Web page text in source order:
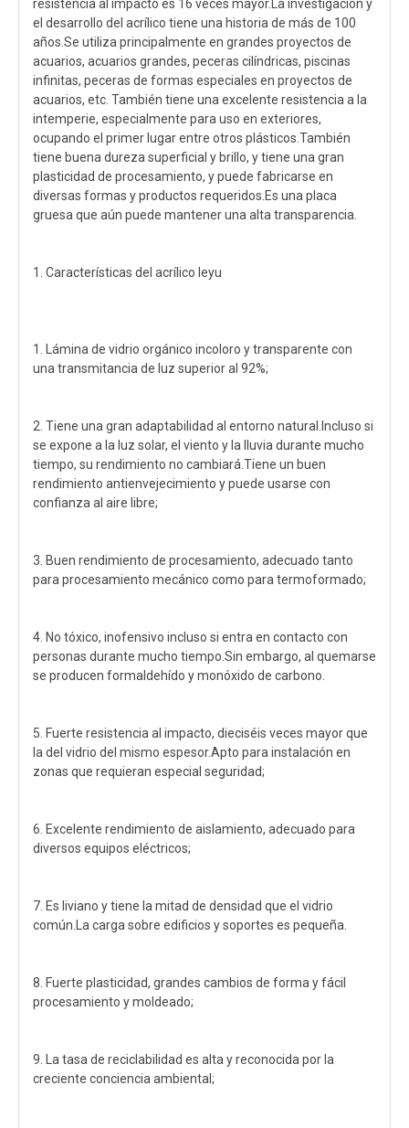
resistencia al impacto es 16 veces mayor.La investigación y
el desarrollo del acrílico tiene una historia de más de 100
años.Se utiliza principalmente en grandes proyectos de
acuarios, acuarios grandes, peceras cilíndricas, piscinas
infinitas, peceras de formas especiales en proyectos de
acuarios, etc. También tiene una excelente resistencia a la
intemperie, especialmente para uso en exteriores,
ocupando el primer lugar entre otros plásticos.También
tiene buena dureza superficial y brillo, y tiene una gran
plasticidad de procesamiento, y puede fabricarse en
diversas formas y productos requeridos.Es una placa
gruesa que aún puede mantener una alta transparencia.
1. Características del acrílico leyu
1. Lámina de vidrio orgánico incoloro y transparente con
una transmitancia de luz superior al 92%;
2. Tiene una gran adaptabilidad al entorno natural.Incluso si
se expone a la luz solar, el viento y la lluvia durante mucho
tiempo, su rendimiento no cambiará.Tiene un buen
rendimiento antienvejecimiento y puede usarse con
confianza al aire libre;
3. Buen rendimiento de procesamiento, adecuado tanto
para procesamiento mecánico como para termoformado;
4. No tóxico, inofensivo incluso si entra en contacto con
personas durante mucho tiempo.Sin embargo, al quemarse
se producen formaldehído y monóxido de carbono.
5. Fuerte resistencia al impacto, dieciséis veces mayor que
la del vidrio del mismo espesor.Apto para instalación en
zonas que requieran especial seguridad;
6. Excelente rendimiento de aislamiento, adecuado para
diversos equipos eléctricos;
7. Es liviano y tiene la mitad de densidad que el vidrio
común.La carga sobre edificios y soportes es pequeña.
8. Fuerte plasticidad, grandes cambios de forma y fácil
procesamiento y moldeado;
9. La tasa de reciclabilidad es alta y reconocida por la
creciente conciencia ambiental;